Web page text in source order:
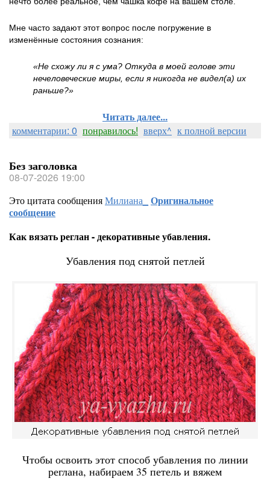
Мне часто задают этот вопрос после погружение в
изменённые состояния сознания:
«Не схожу ли я с ума? Откуда в моей голове эти
нечеловеческие миры, если я никогда не видел(а) их
раньше?»
Читать далее...
комментарии: 0 понравилось! вверх^ к полной версии
Без заголовка
08-07-2026 19:00
Это цитата сообщенияМилиана_ Оригинальное
сообщение
Как вязать реглан - декоративные убавления.
Убавления под снятой петлей
Чтобы освоить этот способ убавления по линии
реглана, набираем 35 петель и вяжем